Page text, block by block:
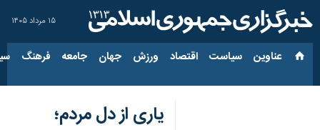
۱۵ مرداد ۱۴۰۵
عناوین‌ سیاست اقتصاد ورزش جهان جامعه فرهنگ
یاری از دل مردم؛